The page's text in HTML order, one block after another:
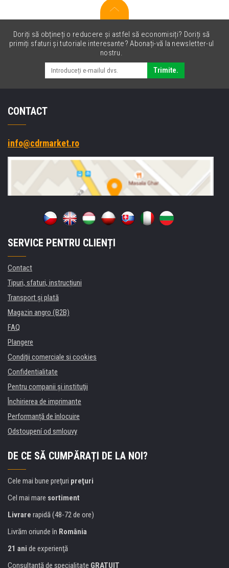
Doriți să obțineți o reducere și astfel să economisiți? Doriți să
primiți sfaturi și tutoriale interesante? Abonați-vă la newsletter-ul
nostru.
Trimite.
CONTACT
info@cdrmarket.ro
SERVICE PENTRU CLIENȚI
Contact
Tipuri, sfaturi, instrucțiuni
Transport şi plată
Magazin angro (B2B)
FAQ
Plangere
Condiţii comerciale si cookies
Confidentialitate
Pentru companii și instituţii
Închirierea de imprimante
Performanță de înlocuire
Odstoupení od smlouvy
DE CE SĂ CUMPĂRAȚI DE LA NOI?
Cele mai bune preţuri preţuri
Cel mai mare sortiment
Livrare rapidă (48-72 de ore)
Livrăm oriunde în România
21 ani de experienţă
Consultanţă de specialitate GRATUIT